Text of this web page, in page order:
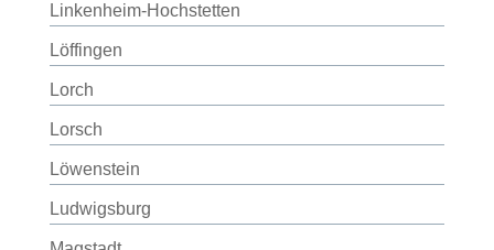
Linkenheim-Hochstetten
Löffingen
Lorch
Lorsch
Löwenstein
Ludwigsburg